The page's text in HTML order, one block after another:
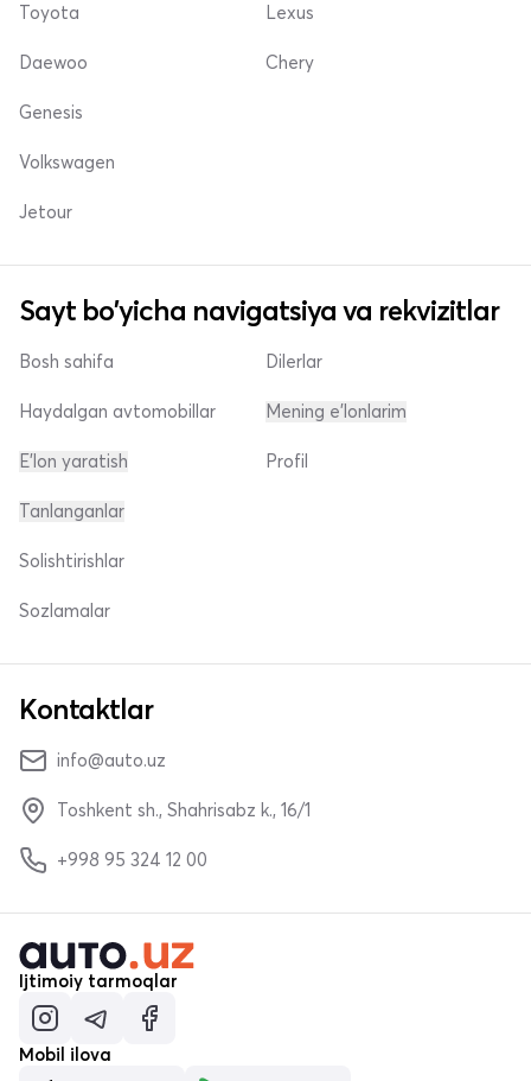
Toyota
Daewoo
Lexus
Chery
Genesis
Volkswagen
Jetour
Sayt bo'yicha navigatsiya va rekvizitlar
Bosh sahifa
Haydalgan avtomobillar
E'lon yaratish
Dilerlar
Mening e'lonlarim
Profil
Tanlanganlar
Solishtirishlar
Sozlamalar
Kontaktlar
info@auto.uz
Toshkent sh., Shahrisabz k., 16/1
+998 95 324 12 00
Ijtimoiy tarmoqlar
Mobil ilova